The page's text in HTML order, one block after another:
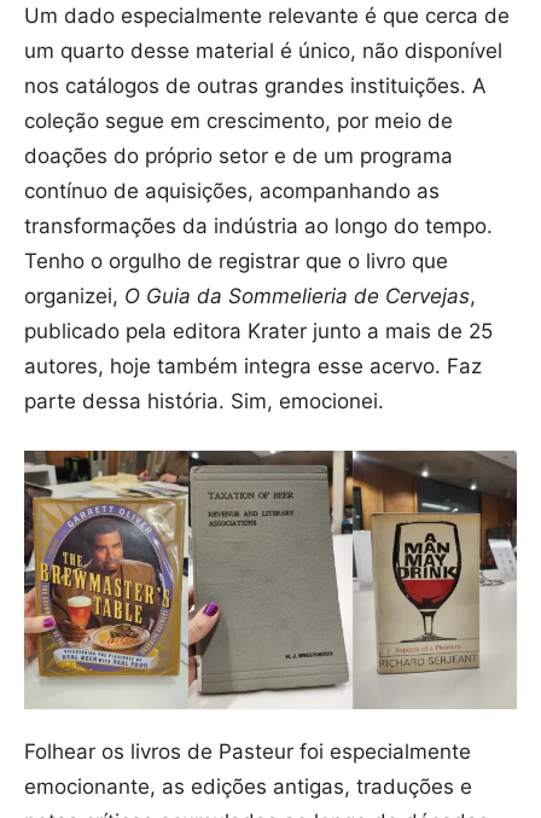
Um dado especialmente relevante é que cerca de
um quarto desse material é único, não disponível
nos catálogos de outras grandes instituições. A
coleção segue em crescimento, por meio de
doações do próprio setor e de um programa
contínuo de aquisições, acompanhando as
transformações da indústria ao longo do tempo.
Tenho o orgulho de registrar que o livro que
organizei, O Guia da Sommelieria de Cervejas,
publicado pela editora Krater junto a mais de 25
autores, hoje também integra esse acervo. Faz
parte dessa história. Sim, emocionei.
Folhear os livros de Pasteur foi especialmente
emocionante, as edições antigas, traduções e